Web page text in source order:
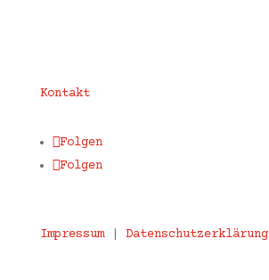
Kontakt
Folgen
Folgen
Impressum| Datenschutzerklärung